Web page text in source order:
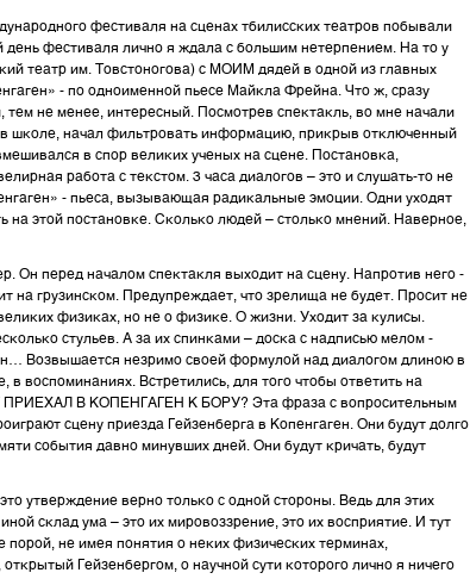
фестиваля на сценах тбилисских театров побывали
фестиваля лично я ждала с большим нетерпением. На то у
театр им. Товстоногова) с МОИМ дядей в одной из главных
- по одноименной пьесе Майкла Фрейна. Что ж, сразу
не менее, интересный. Посмотрев спектакль, во мне начали
в школе, начал фильтровать информацию, прикрыв отключенный
в спор великих ученых на сцене. Постановка,
работа с текстом. 3 часа диалогов – это и слушать-то не
- пьеса, вызывающая радикальные эмоции. Одни уходят
на этой постановке. Сколько людей – столько мнений. Наверное,
Он перед началом спектакля выходит на сцену. Напротив него -
на грузинском. Предупреждает, что зрелища не будет. Просит не
физиках, но не о физике. О жизни. Уходит за кулисы.
стульев. А за их спинками – доска с надписью мелом -
Возвышается незримо своей формулой над диалогом длиною в
воспоминаниях. Встретились, для того чтобы ответить на
ПРИЕХАЛ В КОПЕНГАГЕН К БОРУ? Эта фраза с вопросительным
сцену приезда Гейзенберга в Копенгаген. Они будут долго
события давно минувших дней. Они будут кричать, будут
утверждение верно только с одной стороны. Ведь для этих
склад ума – это их мировоззрение, это их восприятие. И тут
не имея понятия о неких физических терминах,
Гейзенбергом, о научной сути которого лично я ничего